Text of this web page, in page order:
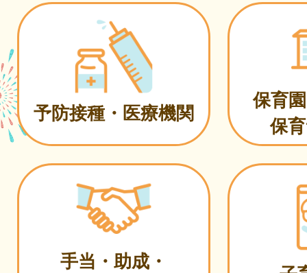
予防接種・医療機関
保育
保
手当・助成・